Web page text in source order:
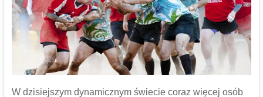
W dzisiejszym dynamicznym świecie coraz więcej osób